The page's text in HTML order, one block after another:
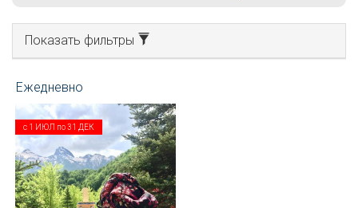
Показать фильтры
с 1 ИЮЛ по31 ДЕК